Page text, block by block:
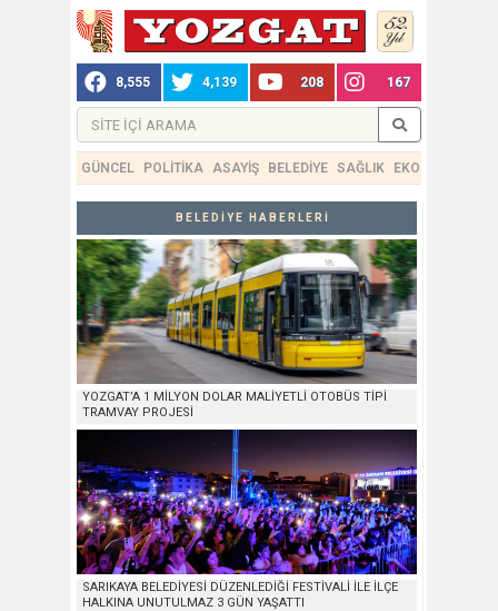
8,555 4,139 208 167
GÜNCEL POLİTİKA ASAYİŞ BELEDİYE SAĞLIK EKONOMİ
BELEDİYE HABERLERİ
YOZGAT’A 1 MİLYON DOLAR MALİYETLİ OTOBÜS TİPİ
TRAMVAY PROJESİ
SARIKAYA BELEDİYESİ DÜZENLEDİĞİ FESTİVALİ İLE İLÇE
HALKINA UNUTULMAZ 3 GÜN YAŞATTI